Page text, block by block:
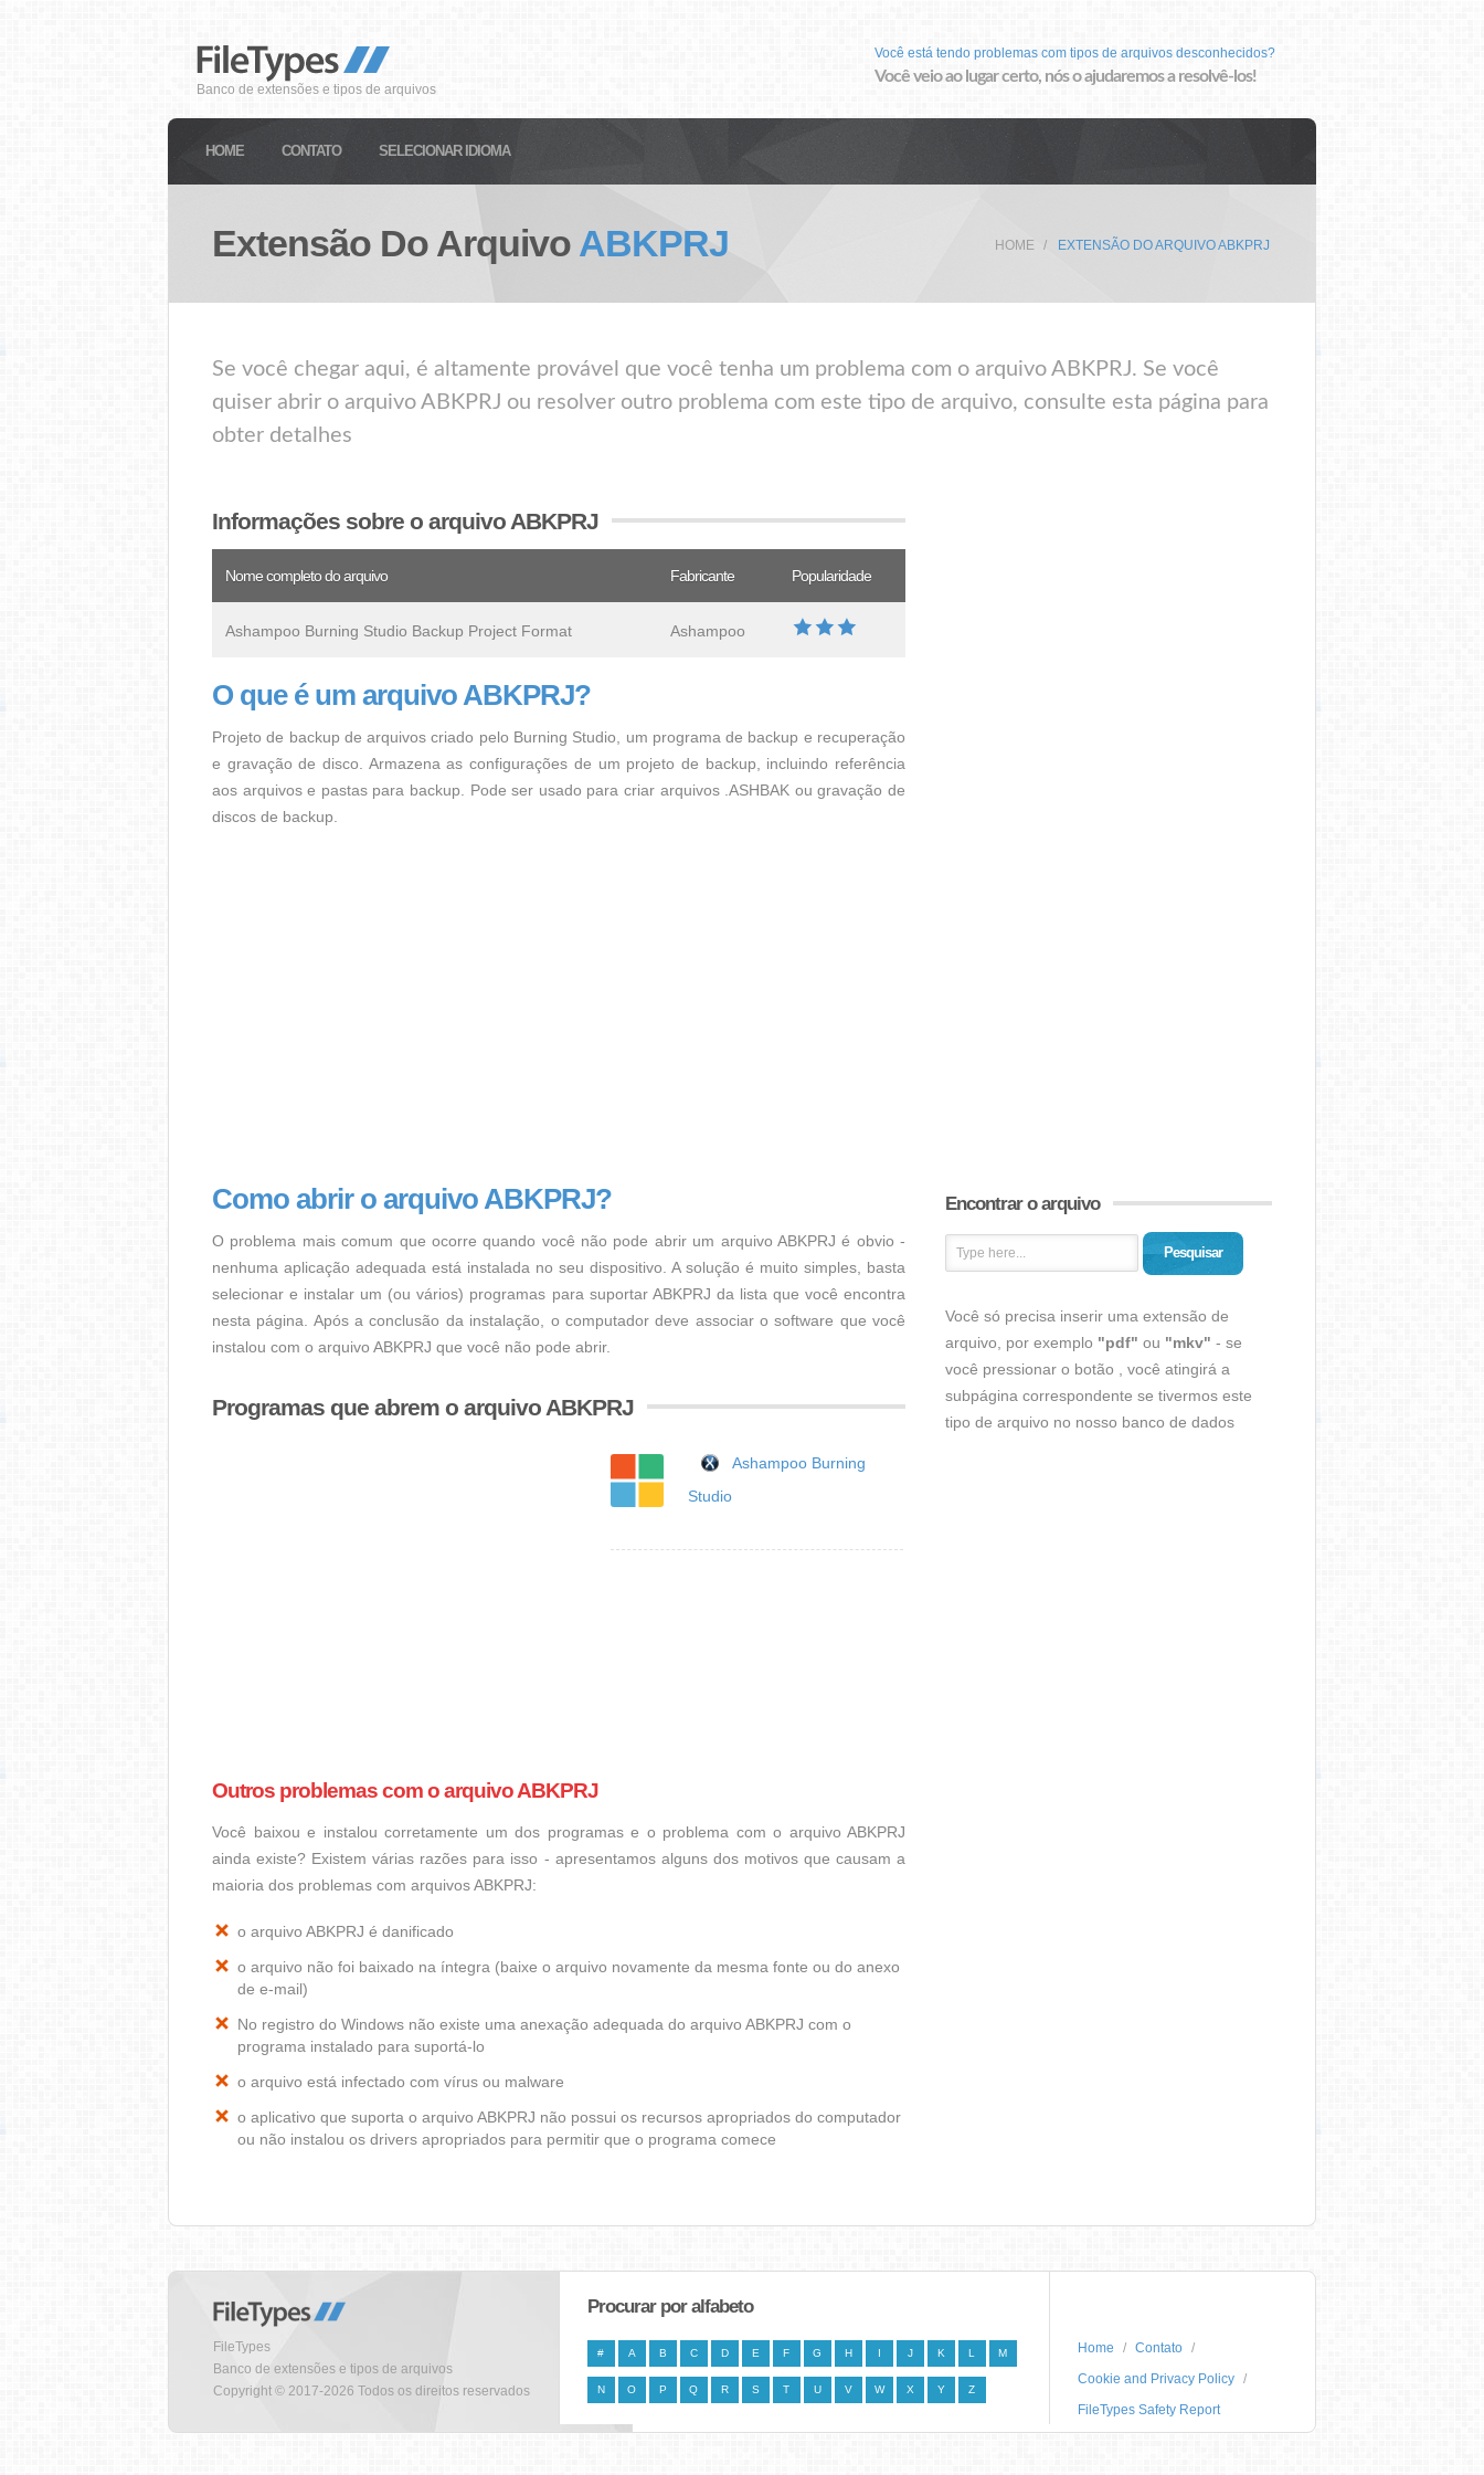
Banco de extensões e tipos de arquivos
Você está tendo problemas com tipos de arquivos desconhecidos?
Você veio ao lugar certo, nós o ajudaremos a resolvê-los!
HOME CONTATO SELECIONAR IDIOMA
Extensão Do Arquivo ABKPRJ HOME EXTENSÃO DO ARQUIVO ABKPRJ
Se você chegar aqui, é altamente provável que você tenha um problema com o arquivo ABKPRJ. Se você
quiser abrir o arquivo ABKPRJ ou resolver outro problema com este tipo de arquivo, consulte esta página para
obter detalhes
Informações sobre o arquivo ABKPRJ
Nome completo do arquivo Fabricante Popularidade
Ashampoo Burning Studio Backup Project Format Ashampoo
O que é um arquivo ABKPRJ?
Projeto de backup de arquivos criado pelo Burning Studio, um programa de backup e recuperação
e gravação de disco. Armazena as configurações de um projeto de backup, incluindo referência
aos arquivos e pastas para backup. Pode ser usado para criar arquivos .ASHBAK ou gravação de
discos de backup.
Como abrir o arquivo ABKPRJ?
O problema mais comum que ocorre quando você não pode abrir um arquivo ABKPRJ é obvio -
nenhuma aplicação adequada está instalada no seu dispositivo. A solução é muito simples, basta
selecionar e instalar um (ou vários) programas para suportar ABKPRJ da lista que você encontra
nesta página. Após a conclusão da instalação, o computador deve associar o software que você
instalou com o arquivo ABKPRJ que você não pode abrir.
Programas que abrem o arquivo ABKPRJ
Ashampoo Burning
Studio
Outros problemas com o arquivo ABKPRJ
Você baixou e instalou corretamente um dos programas e o problema com o arquivo ABKPRJ
ainda existe? Existem várias razões para isso - apresentamos alguns dos motivos que causam a
maioria dos problemas com arquivos ABKPRJ:
o arquivo ABKPRJ é danificado
o arquivo não foi baixado na íntegra (baixe o arquivo novamente da mesma fonte ou do anexo
de e-mail)
No registro do Windows não existe uma anexação adequada do arquivo ABKPRJ com o
programa instalado para suportá-lo
o arquivo está infectado com vírus ou malware
o aplicativo que suporta o arquivo ABKPRJ não possui os recursos apropriados do computador
ou não instalou os drivers apropriados para permitir que o programa comece
Encontrar o arquivo
Pesquisar
Você só precisa inserir uma extensão de
arquivo, por exemplo "pdf" ou "mkv" - se
você pressionar o botão , você atingirá a
subpágina correspondente se tivermos este
tipo de arquivo no nosso banco de dados
FileTypes
Banco de extensões e tipos de arquivos
Copyright © 2017-2026 Todos os direitos reservados
Procurar por alfabeto
# A B C D E F G H I J K L M
N O P Q R S T U V W X Y Z
Home
Contato
Cookie and Privacy Policy
FileTypes Safety Report